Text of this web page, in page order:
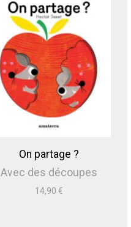
On partage ?
Avec des découpes
14,90€